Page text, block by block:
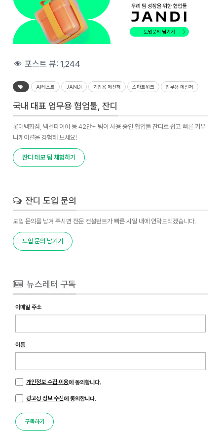
포스트 뷰:1,244
AI테스트 JANDI 기업용 메신저 스마트워크 업무용 메신저
국내 대표 업무용 협업툴, 잔디
롯데백화점, 넥센타이어 등 42만+ 팀이 사용 중인 협업툴 잔디로 쉽고 빠른 커뮤
니케이션을 경험해 보세요!
잔디 데모 팀 체험하기
잔디 도입 문의
도입 문의를 남겨 주시면 전문 컨설턴트가 빠른 시일 내에 연락드리겠습니다.
도입 문의 남기기
뉴스레터 구독
이메일 주소
이름
개인정보 수집·이용에 동의합니다.
광고성 정보 수신에 동의합니다.
구독하기